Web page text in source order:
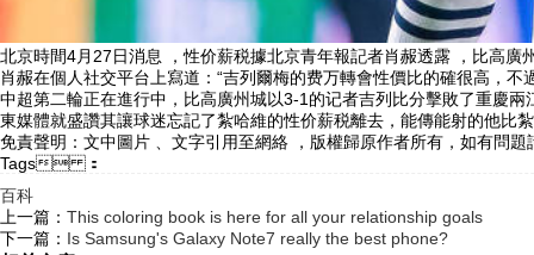
北京時間4月27日消息 ，性价薪税據北京青年報記者肖赧透露 ，比高
肖赧在個人社交平台上寫道：“吉列爾梅的费万轉會性價比的確很高
中超第二輪正在進行中，比高廣州城以3-1的记者吉列 比分擊敗了重慶兩
東媒體就盛讚其讓球迷忘記了紮哈維的性价薪税離去，能傳能射的他比紮哈
免責聲明：文中圖片 、文字引用至網絡  ，版權歸原作者所有，如有問題
Tags ：
百科
上一篇： This coloring book is here for all your relationship goals
下一篇： Is Samsung's Galaxy Note7 really the best phone?